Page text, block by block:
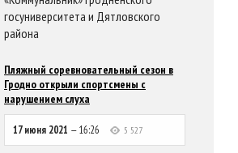
госуниверситета и Дятловского
района
Пляжный соревновательный сезон в
Гродно открыли спортсмены с
нарушением слуха
17 июня 2021 — 16:26 5 527